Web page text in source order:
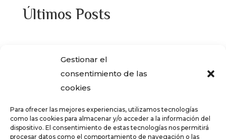
Gestionar el
consentimiento de las
cookies
Para ofrecer las mejores experiencias, utilizamos tecnologías
como las cookies para almacenar y/o acceder a la información del
dispositivo. El consentimiento de estas tecnologías nos permitirá
procesar datos como el comportamiento de navegación o las
Últimos Posts
ENCASA CIBELES compró al IVIMA en el
año 2013?
LAS EMPRESAS
¿Qué es el teletrabajo y en que consiste?